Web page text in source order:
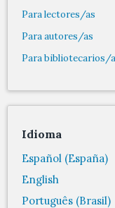
Para lectores/as
Para autores/as
Para bibliotecarios/
Idioma
Español (España)
English
Português (Brasil)